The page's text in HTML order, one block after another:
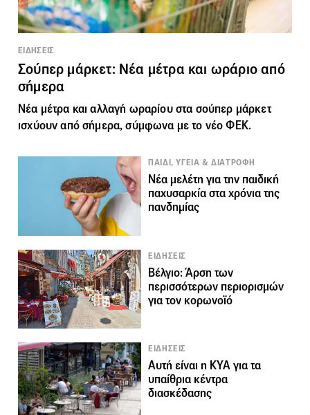
ΕΙΔΗΣΕΙΣ
Σούπερ μάρκετ: Νέα μέτρα και ωράριο από
σήμερα
Νέα μέτρα και αλλαγή ωραρίου στα σούπερ μάρκετ
ισχύουν από σήμερα, σύμφωνα με το νέο ΦΕΚ.
ΠΑΙΔΙ, ΥΓΕΙΑ & ΔΙΑΤΡΟΦΗ
Νέα μελέτη για την παιδική
παχυσαρκία στα χρόνια της
πανδημίας
ΕΙΔΗΣΕΙΣ
Βέλγιο: Άρση των
περισσότερων περιορισμών
για τον κορωνοϊό
ΕΙΔΗΣΕΙΣ
Αυτή είναι η ΚΥΑ για τα
υπαίθρια κέντρα
διασκέδασης